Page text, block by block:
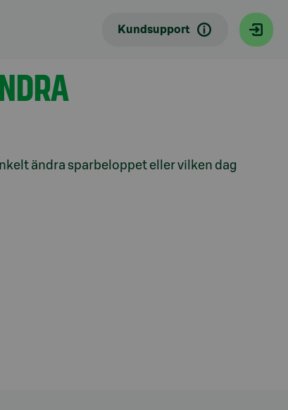
Kundsupport
ändra sparbeloppet eller vilken dag